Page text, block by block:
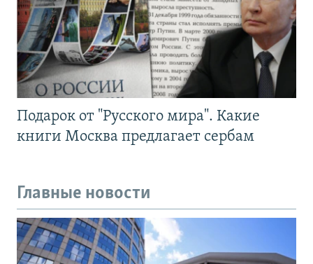
Подарок от "Русского мира". Какие
книги Москва предлагает сербам
Главные новости